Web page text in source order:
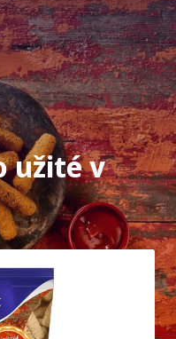
užité v